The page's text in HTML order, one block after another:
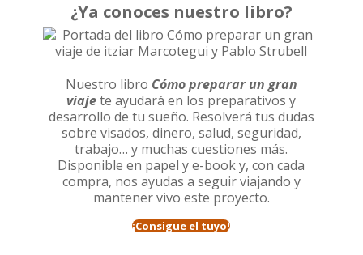
¿Ya conoces nuestro libro?
Nuestro libro Cómo preparar un gran
viajete ayudará en los preparativos y
desarrollo de tu sueño. Resolverá tus dudas
sobre visados, dinero, salud, seguridad,
trabajo… y muchas cuestiones más.
Disponible en papel y e-book y, con cada
compra, nos ayudas a seguir viajando y
mantener vivo este proyecto.
¡Consigue el tuyo!